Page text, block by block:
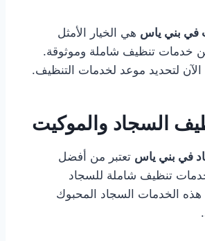
في بني ياس هي الخيار الأمثل
خدمات تنظيف شاملة وموثوقة.
الآن لتحديد موعد لخدمات التنظيف.
السجاد والموكيت
في بني ياس تعتبر من أفضل
تنظيف شاملة للسجاد
الخدمات السجاد المحبوك